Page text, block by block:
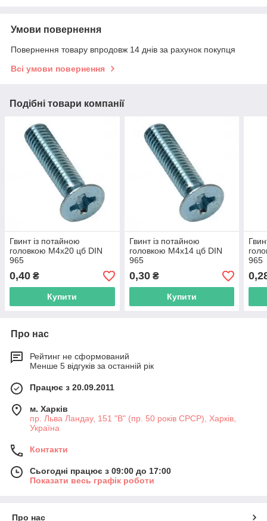
Умови повернення
Повернення товару впродовж 14 днів за рахунок покупця
Всі умови повернення
Подібні товари компанії
Гвинт із потайною
головкою М4х20 цб DIN
965
0,40 ₴
Купити
Гвинт із потайною
головкою М4х14 цб DIN
965
0,30₴
Купити
965
Про нас
Рейтинг не сформований
Менше 5 відгуків за останній рік
Працює з 20.09.2011
м. Харків
пр. Льва Ландау, 151 "В" (пр. 50 років СРСР), Харків,
Україна
Контакти
Сьогодні працює з 09:00 до 17:00
Показати весь графік роботи
Про нас